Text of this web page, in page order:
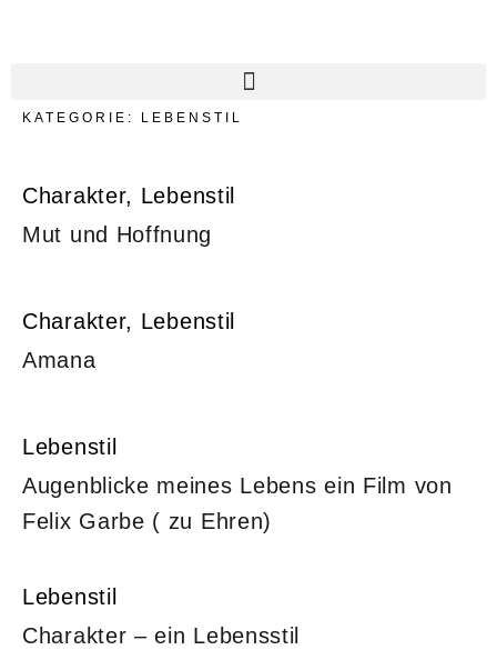
KATEGORIE: LEBENSTIL
Charakter
Lebenstil
Mut und Hoffnung
Charakter
Lebenstil
Amana
Lebenstil
Augenblicke meines Lebens ein Film von
Felix Garbe ( zu Ehren)
Lebenstil
Charakter – ein Lebensstil